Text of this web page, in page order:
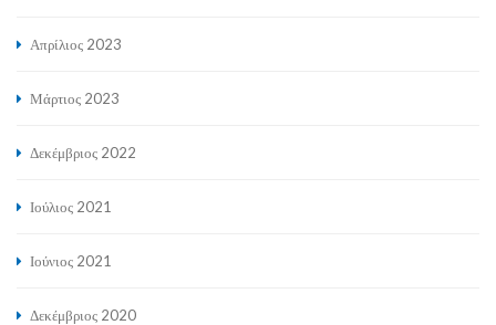
Απρίλιος 2023
Μάρτιος 2023
Δεκέμβριος 2022
Ιούλιος 2021
Ιούνιος 2021
Δεκέμβριος 2020